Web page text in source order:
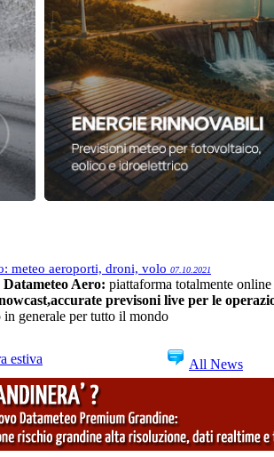
meteo aeroporti, droni, volo 07.10.2021
Datameteo Aero: piattaforma totalmente online
previsoni live per le
generale per tutto il mondo
estiva All News